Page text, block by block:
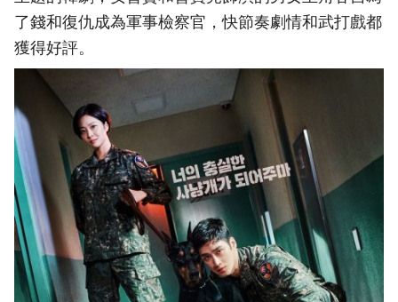
了錢和復仇成為軍事檢察官，快節奏劇情和武打戲都
獲得好評。